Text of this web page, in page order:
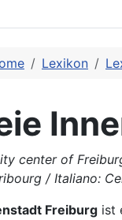
Lexikon
center of
/ Italiano:
Freiburg ist